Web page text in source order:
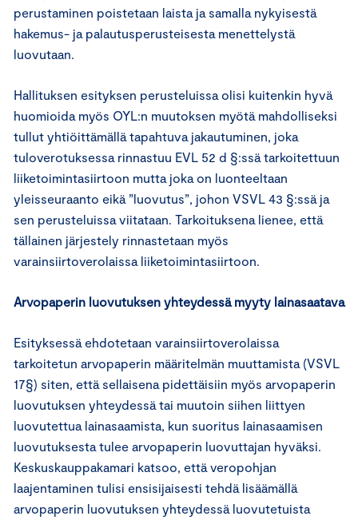
perustaminen poistetaan laista ja samalla nykyisestä
hakemus- ja palautusperusteisesta menettelystä
luovutaan.
Hallituksen esityksen perusteluissa olisi kuitenkin hyvä
huomioida myös OYL:n muutoksen myötä mahdolliseksi
tullut yhtiöittämällä tapahtuva jakautuminen, joka
tuloverotuksessa rinnastuu EVL 52 d §:ssä tarkoitettuun
liiketoimintasiirtoon mutta joka on luonteeltaan
yleisseuraanto eikä ”luovutus”, johon VSVL 43 §:ssä ja
sen perusteluissa viitataan. Tarkoituksena lienee, että
tällainen järjestely rinnastetaan myös
varainsiirtoverolaissa liiketoimintasiirtoon.
Arvopaperin luovutuksen yhteydessä myyty lainasaatava
Esityksessä ehdotetaan varainsiirtoverolaissa
tarkoitetun arvopaperin määritelmän muuttamista (VSVL
17§) siten, että sellaisena pidettäisiin myös arvopaperin
luovutuksen yhteydessä tai muutoin siihen liittyen
luovutettua lainasaamista, kun suoritus lainasaamisen
luovutuksesta tulee arvopaperin luovuttajan hyväksi.
Keskuskauppakamari katsoo, että veropohjan
laajentaminen tulisi ensisijaisesti tehdä lisäämällä
arvopaperin luovutuksen yhteydessä luovutetuista